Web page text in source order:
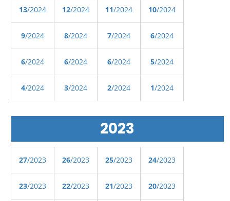
13/2024 12/2024 11/2024 10/2024
9/2024 8/2024 7/2024 6/2024
6/2024 6/2024 6/2024 5/2024
4/2024 3/2024 2/2024 1/2024
2023
27/2023 26/2023 25/2023 24/2023
23/2023 22/2023 21/2023 20/2023